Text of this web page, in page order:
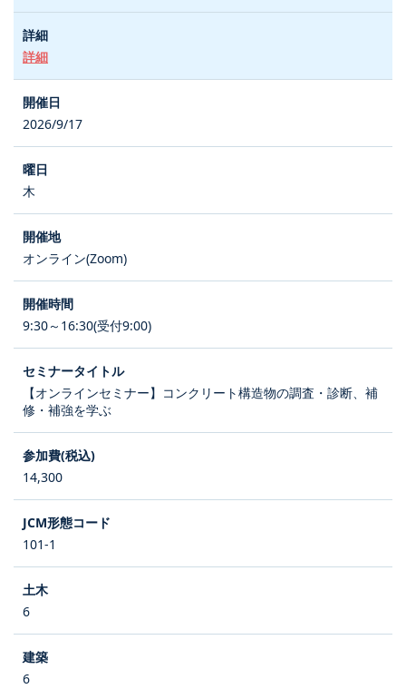
詳細
2026/9/17
木
オンライン(Zoom)
9:30～16:30(受付9:00)
【オンラインセミナー】コンクリート構造物の調査・診断、補
修・補強を学ぶ
14,300
101-1
6
6